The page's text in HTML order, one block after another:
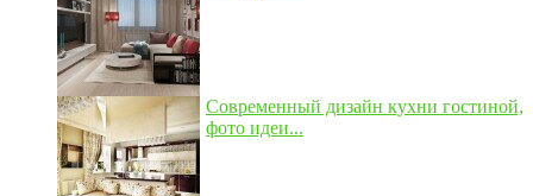
Современный дизайн кухни гостиной,
фото идеи...